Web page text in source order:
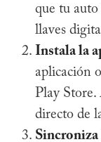
que tu
llaves
Instala la
aplicación
Play Store.
directo de